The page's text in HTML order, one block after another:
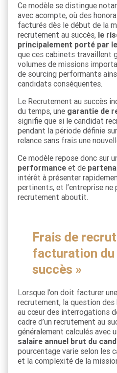
Ce modèle se distingue
avec acompte, où des
facturés dès le début de la
recrutement au succès, le
principalement porté par
que ces cabinets travaillent
volumes de missions
de sourcing performants
candidats conséquentes.
Le Recrutement au succès
du temps, une garantie de
signifie que si le candidat
pendant la période définie
relance sans frais une
Ce modèle repose donc sur
performance et de
intérêt à présenter
pertinents, et l’entreprise ne
recrutement aboutit.
Frais de
facturation du
succès »
Lorsque l’on doit facturer
recrutement, la question
au cœur des interrogations
cadre d’un recrutement au
généralement calculés avec
salaire annuel brut du
pourcentage varie selon les
et la complexité de la